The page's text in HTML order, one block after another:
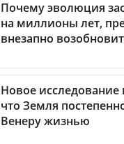
Почему эволюция
на миллионы лет,
внезапно
Новое исследование
что Земля
Венеру жизнью